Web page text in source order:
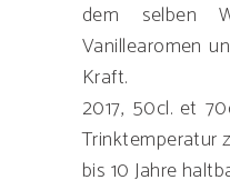
dem selben
Vanillearomen
Kraft.
2017, 50cl. et
Trinktemperatur
bis 10 Jahre